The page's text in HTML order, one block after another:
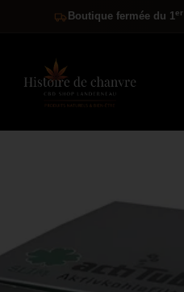
Boutique fermée du 1er